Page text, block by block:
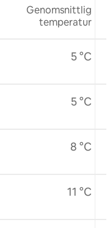
Genomsnittlig
temperatur
5 °C
5 °C
8 °C
11 °C